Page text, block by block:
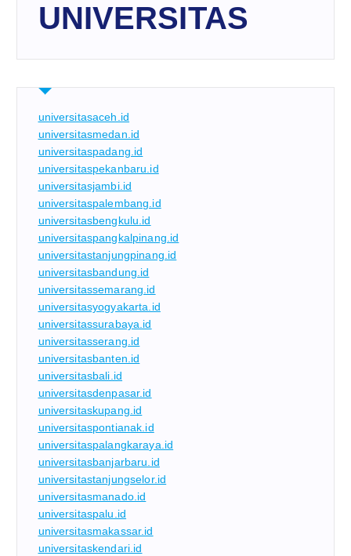
UNIVERSITAS
universitasaceh.id
universitasmedan.id
universitaspadang.id
universitaspekanbaru.id
universitasjambi.id
universitaspalembang.id
universitasbengkulu.id
universitaspangkalpinang.id
universitastanjungpinang.id
universitasbandung.id
universitassemarang.id
universitasyogyakarta.id
universitassurabaya.id
universitasserang.id
universitasbanten.id
universitasbali.id
universitasdenpasar.id
universitaskupang.id
universitaspontianak.id
universitaspalangkaraya.id
universitasbanjarbaru.id
universitastanjungselor.id
universitasmanado.id
universitaspalu.id
universitasmakassar.id
universitaskendari.id